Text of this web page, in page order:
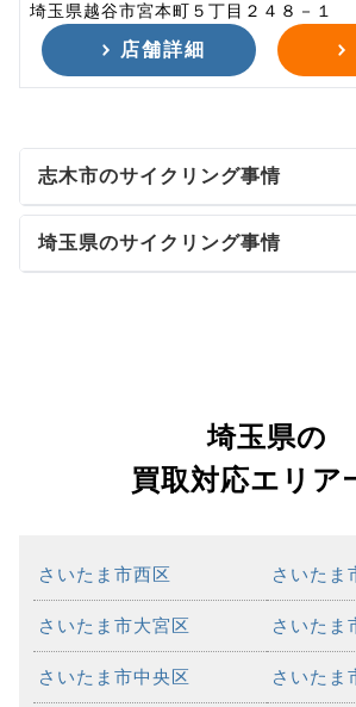
埼玉県越谷市宮本町５丁目２４８－１
店舗詳細
志木市のサイクリング事情
埼玉県のサイクリング事情
埼玉県の
買取対応エリア
さいたま市西区 さいたま
さいたま市大宮区 さいたま
さいたま市中央区 さいたま